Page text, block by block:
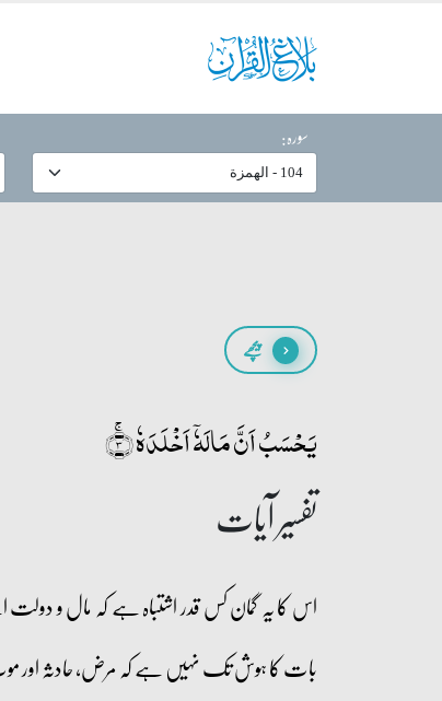
سورہ:
پیچھے
یَحۡسَبُ اَنَّ مَالَہٗۤ اَخۡلَدَہٗ ۚ﴿۳﴾
تفسیر آیات
اس کا یہ گمان کس قدر اشتباہ ہے کہ مال و
بات کا ہوش تک نہیں ہے کہ مرض، حادثہ اور